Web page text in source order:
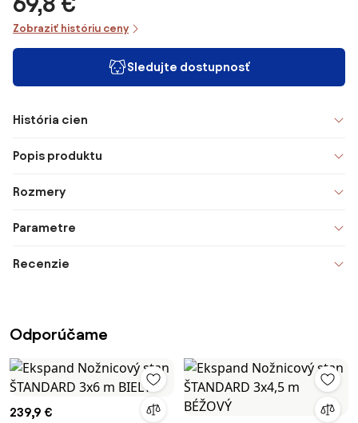
Zobraziť históriu ceny
Sledujte dostupnosť
História cien
Popis produktu
Rozmery
Parametre
Recenzie
Odporúčame
239,9 €